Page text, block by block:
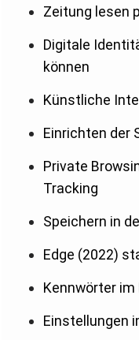
Zeitung lesen
Digitale
können
Künstliche
Einrichten der
Private
Tracking
Speichern in
Edge (2022)
Kennwörter
Einstellungen